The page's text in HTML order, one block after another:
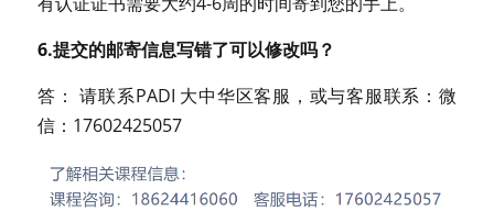
6.提交的邮寄信息写错了可以修改吗？
答： 请联系PADI 大中华区客服，或与客服联系：微
信：17602425057